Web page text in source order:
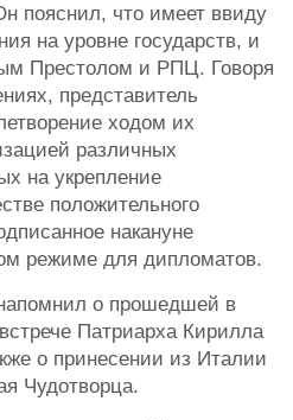
пояснил, что имеет ввиду
на уровне государств, и
Престолом и РПЦ. Говоря
представитель
ходом их
различных
на укрепление
положительного
накануне
режиме для дипломатов.
напомнил о прошедшей в
Патриарха Кирилла
о принесении из Италии
Чудотворца.